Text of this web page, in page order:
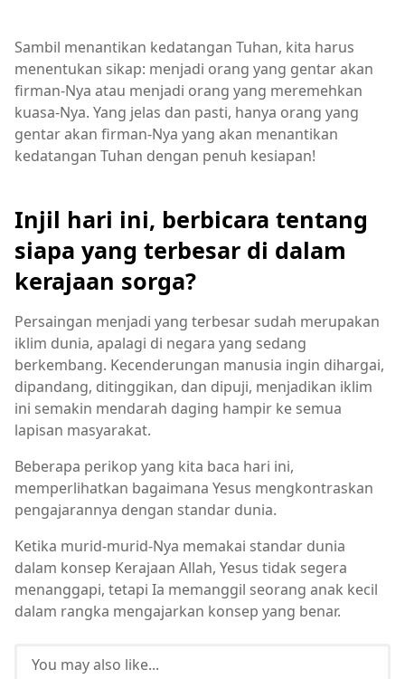
Sambil menantikan kedatangan Tuhan, kita harus
menentukan sikap: menjadi orang yang gentar akan
firman-Nya atau menjadi orang yang meremehkan
kuasa-Nya. Yang jelas dan pasti, hanya orang yang
gentar akan firman-Nya yang akan menantikan
kedatangan Tuhan dengan penuh kesiapan!
Injil hari ini, berbicara tentang
siapa yang terbesar di dalam
kerajaan sorga?
Persaingan menjadi yang terbesar sudah merupakan
iklim dunia, apalagi di negara yang sedang
berkembang. Kecenderungan manusia ingin dihargai,
dipandang, ditinggikan, dan dipuji, menjadikan iklim
ini semakin mendarah daging hampir ke semua
lapisan masyarakat.
Beberapa perikop yang kita baca hari ini,
memperlihatkan bagaimana Yesus mengkontraskan
pengajarannya dengan standar dunia.
Ketika murid-murid-Nya memakai standar dunia
dalam konsep Kerajaan Allah, Yesus tidak segera
menanggapi, tetapi Ia memanggil seorang anak kecil
dalam rangka mengajarkan konsep yang benar.
You may also like...